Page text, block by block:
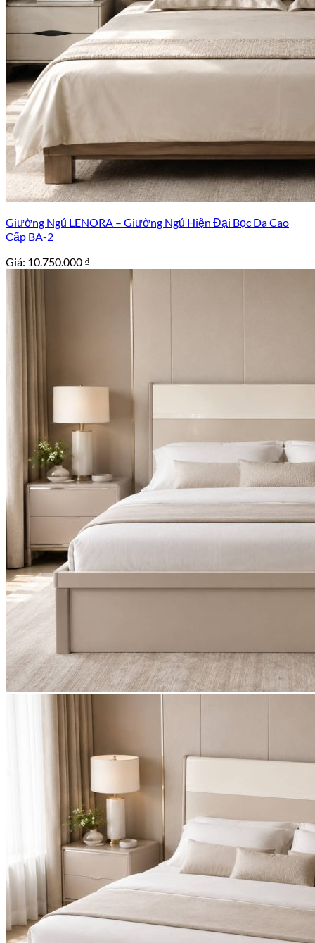
Giường Ngủ LENORA – Giường Ngủ Hiện Đại Bọc Da Cao
Cấp BA-2
Giá: 10.750.000 ₫